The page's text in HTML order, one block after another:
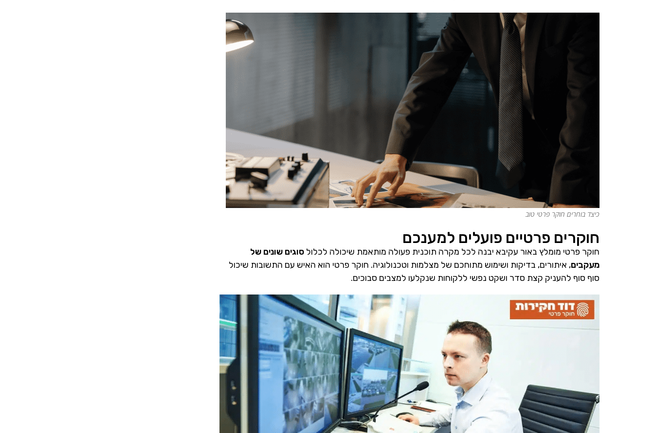
כיצד בוחרים חוקר פרטי טוב
חוקרים פרטיים פועלים למענכם
חוקר פרטי מומלץ באור עקיבא יבנה לכל מקרה תוכנית פעולה מותאמת שיכולה לכלול סוגים שונים של
מעקבים, איתורים, בדיקות ושימוש מתוחכם של מצלמות וטכנולוגיה. חוקר פרטי הוא האיש עם התשובות שיכול
סוף סוף להעניק קצת סדר ושקט נפשי ללקוחות שנקלעו למצבים סבוכים.